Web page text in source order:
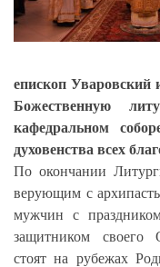
епископ Уваровский
Божественную
кафедральном
духовенства всех
По окончании
верующим с
мужчин с
защитником своего
стоят на рубежах